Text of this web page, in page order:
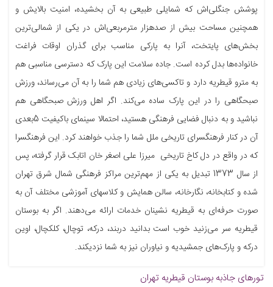
پوشش جنگلی‌اش که شمایلی طبیعی به آن بخشیده، امنیت بالایش و
همچنین مساحت بیش از صدهزار مترمربعی‌اش در یکی از شمالی‌ترین
بخش‌های پایتخت، آنرا به پارکی مناسب برای گذران اوقات فراغت
خانواده‌ها بدل کرده است. جاده سلامت این پارک که دسترسی مناسبی هم
به مترو قیطریه دارد و تاکسی‌های زیادی هم شما را به آن می‌رساند، ورزش
صبحگاهی را در این پارک ساده می‌کند. اگر اهل ورزش صبحگاهی هم
نباشید و به دنبال فضایی فرهنگی هستید، احتمالا سینمای باکیفیت 5بعدی
آن در کنار فرهنگسرای تاریخی ملل شما را جذب خواهند کرد. این فرهنگسرا
که در واقع در دل کاخ تاریخی میرزا علی اصغر خان اتابک قرار گرفته، پس
از سال 1373 تبدیل به یکی از مهم‌ترین مراکز فرهنگی شمال شرق تهران
شده و کتابخانه، نگارخانه، سالن همایش و کلاسهای آموزشی مختلف آن به
صورت حرفه‌ای به قیطریه نشینان خدمات ارائه می‌دهند. اگر به بوستان
قیطریه سر می‌زنید خوب است بدانید دربند، درکه، توچال، کلکچال، اوین
درکه و پارک‌های جمشیدیه و نیاوران نیز به شما نزدیکند.
تورهای جاذبه بوستان قیطریه تهران